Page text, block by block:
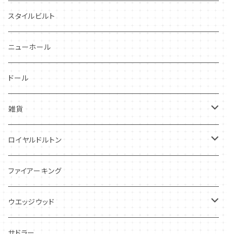
グレンミスト
スワンシースプレイ
グレイ社
グレイリーフ
レヴェリー
フローラル
フレグランス
シーアネモネ
CIBON
スタイルビルト
ニューホール
ドール
雑貨
キーホルダー
アンティーク・カード
アクセサリー
ロイヤルドルトン
スタッフォードシャードッグ
ファイアーキング
ウエッジウッド
ジャスパー